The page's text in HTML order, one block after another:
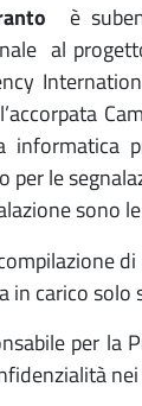
è
al
le
sono
in carico
per la